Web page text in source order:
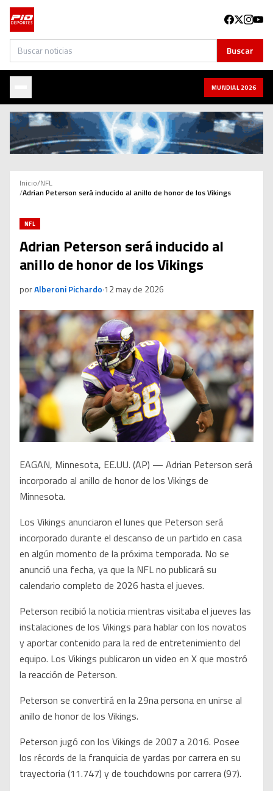
Buscar Buscar
MUNDIAL 2026
Inicio/NFL
/Adrian Peterson será inducido al anillo de honor de los Vikings
NFL
Adrian Peterson será inducido al
anillo de honor de los Vikings
porAlberoni Pichardo·12 may de 2026
EAGAN, Minnesota, EE.UU. (AP) — Adrian Peterson será
incorporado al anillo de honor de los Vikings de
Minnesota.
Los Vikings anunciaron el lunes que Peterson será
incorporado durante el descanso de un partido en casa
en algún momento de la próxima temporada. No se
anunció una fecha, ya que la NFL no publicará su
calendario completo de 2026 hasta el jueves.
Peterson recibió la noticia mientras visitaba el jueves las
instalaciones de los Vikings para hablar con los novatos
y aportar contenido para la red de entretenimiento del
equipo. Los Vikings publicaron un video en X que mostró
la reacción de Peterson.
Peterson se convertirá en la 29na persona en unirse al
anillo de honor de los Vikings.
Peterson jugó con los Vikings de 2007 a 2016. Posee
los récords de la franquicia de yardas por carrera en su
trayectoria (11.747) y de touchdowns por carrera (97).